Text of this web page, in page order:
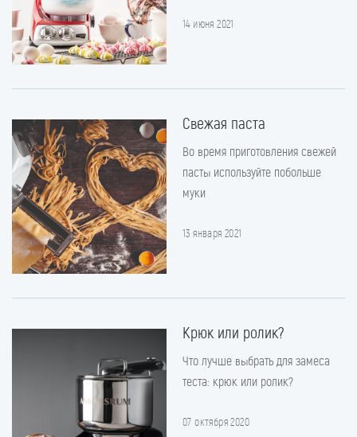
14 июня 2021
Свежая паста
Во время приготовления свежей
пасты используйте побольше
муки
13 января 2021
Крюк или ролик?
Что лучше выбрать для замеса
теста: крюк или ролик?
07 октября 2020